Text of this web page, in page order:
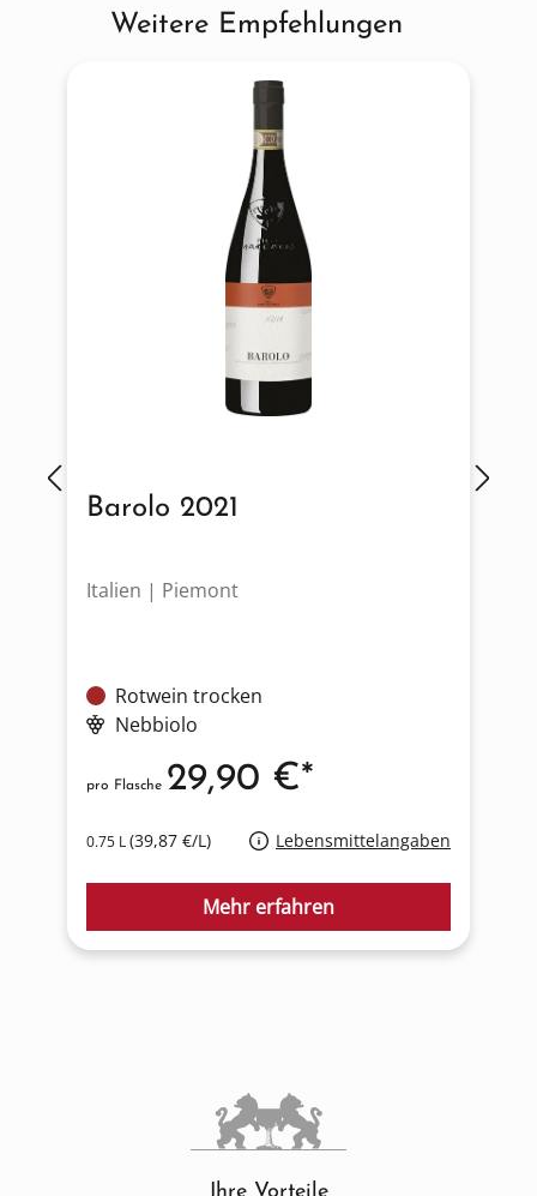
Produktgalerie überspringen
Weitere Empfehlungen
Barolo 2021
Italien | Piemont
Rotwein trocken
Nebbiolo
0.75 L(39,87 €/L) Lebensmittelangaben
pro Flasche 29,90 €*
Mehr erfahren